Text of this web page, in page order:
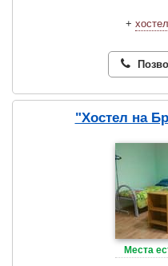
+
"Хостел на
Места